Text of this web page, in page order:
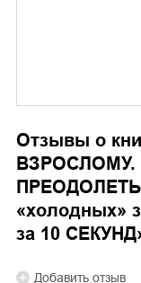
Отзывы о
ВЗРОСЛОМУ.
«холодных»
за 10 СЕКУНД
Добавить отзыв